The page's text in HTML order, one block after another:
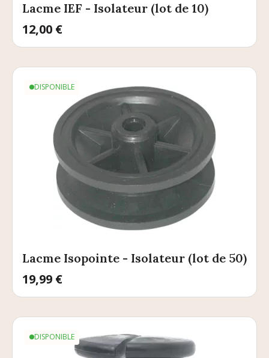
Lacme IEF - Isolateur (lot de 10)
Prix
12,00 €
DISPONIBLE
Lacme Isopointe - Isolateur (lot de 50)
Prix
19,99 €
DISPONIBLE